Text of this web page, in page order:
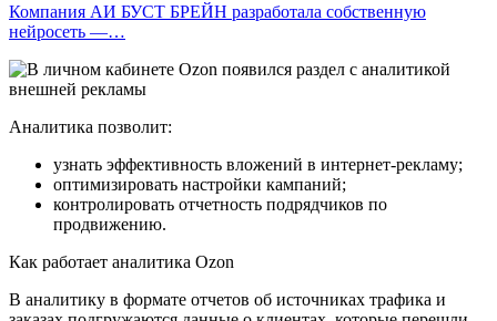
Компания АИ БУСТ БРЕЙН разработала собственную
нейросеть —…
Аналитика позволит:
узнать эффективность вложений в интернет-рекламу;
оптимизировать настройки кампаний;
контролировать отчетность подрядчиков по
продвижению.
Как работает аналитика Ozon
В аналитику в формате отчетов об источниках трафика и